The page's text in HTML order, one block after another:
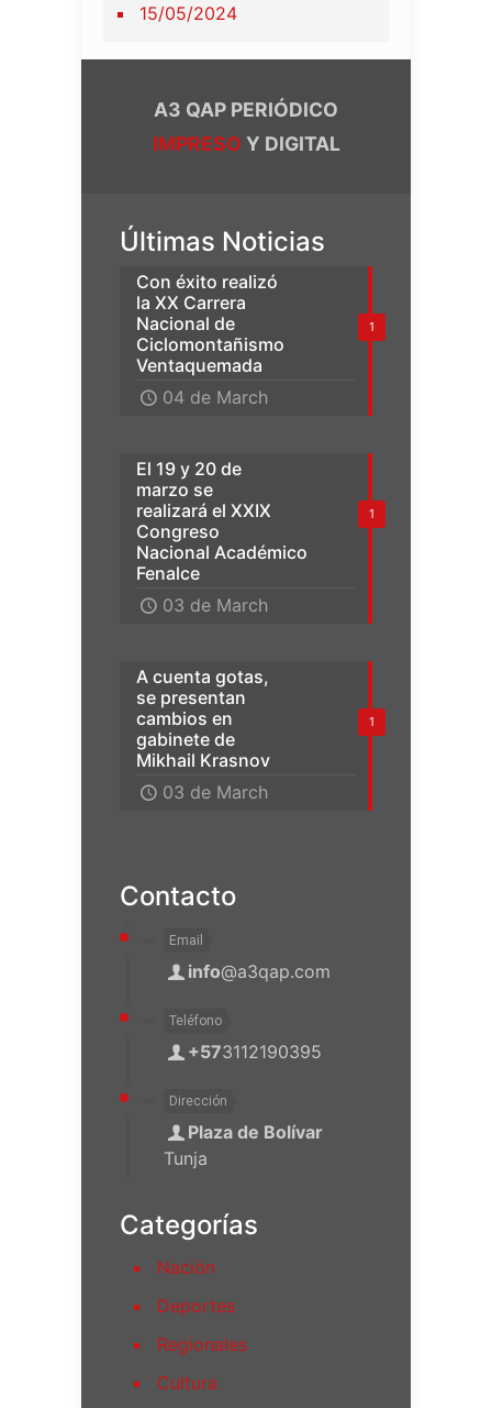
15/05/2024
A3 QAP PERIÓDICO
IMPRESO Y DIGITAL
Últimas Noticias
1
Con éxito realizó
la XX Carrera
Nacional de
Ciclomontañismo
Ventaquemada
04 de March
1
El 19 y 20 de
marzo se
realizará el XXIX
Congreso
Nacional Académico
Fenalce
03 de March
1
A cuenta gotas,
se presentan
cambios en
gabinete de
Mikhail Krasnov
03 de March
Contacto
Email
info@a3qap.com
Teléfono
+573112190395
Dirección
Plaza de Bolívar
Tunja
Categorías
Nación
Deportes
Regionales
Cultura